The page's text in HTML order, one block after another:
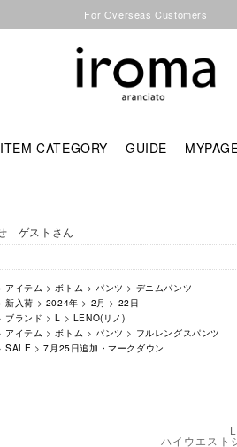
For Overseas Customers
ITEM CATEGORY GUIDE
ゲストさん
アイテム >ボトム > パンツ > デニムパンツ
新入荷 > 2024年 > 2月 > 22日
ブランド >L > LENO(リノ)
アイテム >ボトム > パンツ > フルレングスパンツ
SALE >7月25日追加・マークダウン
ハイウエスト